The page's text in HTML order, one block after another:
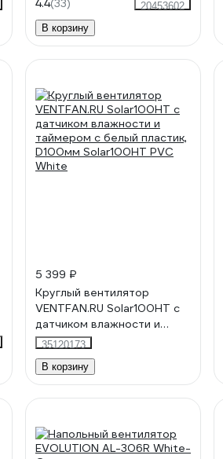
4.4(33)
20453602
В корзину
5 399 ₽
Круглый вентилятор
VENTFAN.RU Solar100HT с
датчиком влажности и
таймером с белый пластик,
D100мм Solar100HT PVC
White
35120173
В корзину